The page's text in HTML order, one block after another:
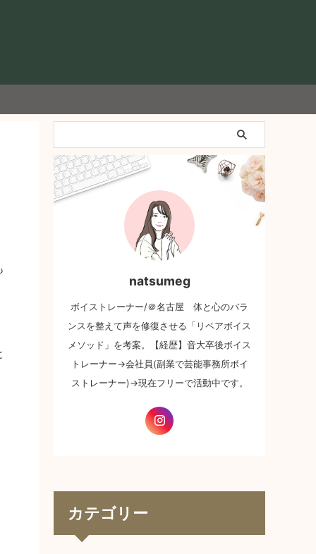
natsumeg
ボイストレーナー/＠名古屋 体と心のバラ
ンスを整えて声を修復させる「リペアボイス
メソッド」を考案。【経歴】音大卒後ボイス
トレーナー→会社員(副業で芸能事務所ボイ
ストレーナー)→現在フリーで活動中です。
カテゴリー